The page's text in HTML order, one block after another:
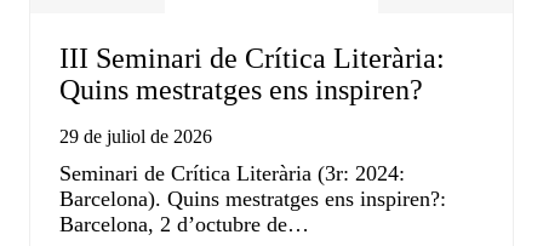
III Seminari de Crítica Literària:
Quins mestratges ens inspiren?
29 de juliol de 2026
Seminari de Crítica Literària (3r: 2024:
Barcelona). Quins mestratges ens inspiren?:
Barcelona, 2 d’octubre de…